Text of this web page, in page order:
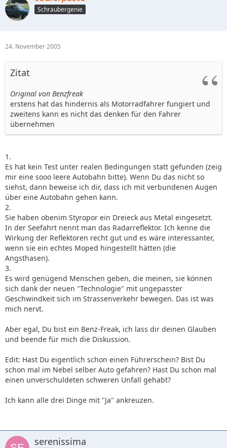
Schraubergenie
24. November 2005
Zitat
Original von Benzfreak
erstens hat das hindernis als Motorradfahrer fungiert und
zweitens kann es nicht das denken für den Fahrer
übernehmen
1.
Es hat kein Test unter realen Bedingungen statt gefunden (zeig
mir eine sooo leere Autobahn bitte). Wenn Du das nicht so
siehst, dann beweise ich dir, dass ich mit verbundenen Augen
über eine Autobahn gehen kann.
2.
Sie haben obenim Styropor ein Dreieck aus Metal eingesetzt.
In der Seefahrt nennt man das Radarreflektor. Ich kenne die
Wirkung der Reflektoren recht gut und es wäre interessanter,
wenn sie ein echtes Moped hingestellt hätten (die
Angsthasen).
3.
Es wird genügend Menschen geben, die meinen, sie können
sich dank der neuen "Technologie" mit ungepasster
Geschwindkeit sich im Strassenverkehr bewegen. Das ist was
mich nervt.
Aber egal, Du bist ein Benz-Freak, ich lass dir deinen Glauben
und beende für mich die Diskussion.
Edit: Hast Du eigentlich schon einen Führerschein? Bist Du
schon mal im Nebel selber Auto gefahren? Hast Du schon mal
einen unverschuldeten schweren Unfall gehabt?
Ich kann alle drei Dinge mit "Ja" ankreuzen.
serenissima